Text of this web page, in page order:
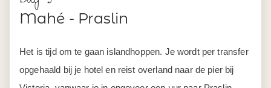
Mahé - Praslin
Het is tijd om te gaan islandhoppen. Je wordt per transfer
opgehaald bij je hotel en reist overland naar de pier bij